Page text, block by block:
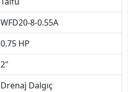
WFD20-8-0.55A
0.75 HP
2"
Drenaj Dalgıç